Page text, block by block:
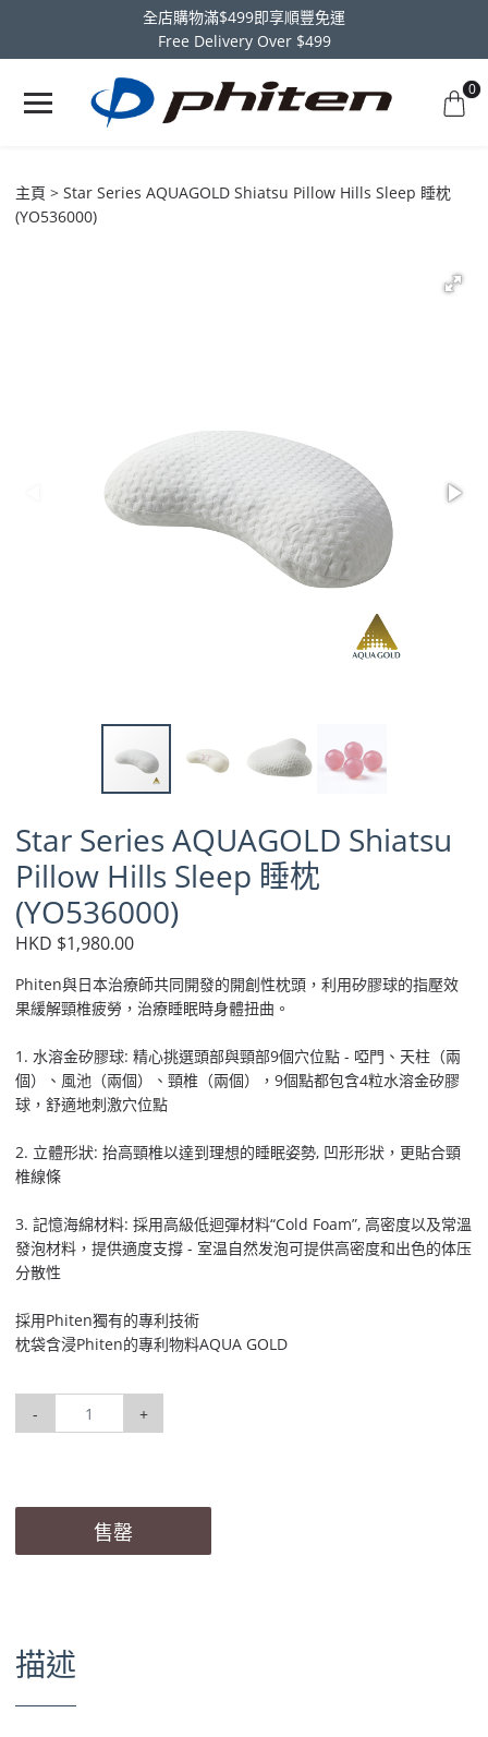
全店購物滿$499即享順豐免運
Free Delivery Over $499
0
主頁
Star Series AQUAGOLD Shiatsu Pillow Hills Sleep 睡枕
(YO536000)
Star Series AQUAGOLD Shiatsu
Pillow Hills Sleep 睡枕
(YO536000)
HKD $1,980.00
Phiten與日本治療師共同開發的開創性枕頭，利用矽膠球的指壓效
果緩解頸椎疲勞，治療睡眠時身體扭曲。
1. 水溶金矽膠球: 精心挑選頭部與頸部9個穴位點 - 啞門、天柱（兩
個）、風池（兩個）、頸椎（兩個），9個點都包含4粒水溶金矽膠
球，舒適地刺激穴位點
2. 立體形狀: 抬高頸椎以達到理想的睡眠姿勢, 凹形形狀，更貼合頸
椎線條
3. 記憶海綿材料: 採用高級低迴彈材料“Cold Foam”, 高密度以及常溫
發泡材料，提供適度支撐 - 室温自然发泡可提供高密度和出色的体压
分散性
採用Phiten獨有的專利技術
枕袋含浸Phiten的專利物料AQUA GOLD
- +
售罄
描述